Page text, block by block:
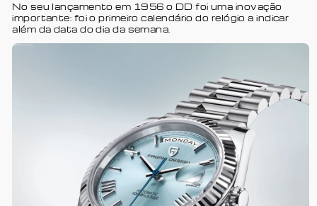
No seu lançamento em 1956 o DD foi uma inovação
importante: foi o primeiro calendário do relógio a indicar
além da data do dia da semana.